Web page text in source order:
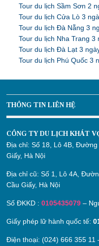
Tour du lịch Sầm Sơn 2
Tour du lịch Cửa Lò 3
Tour du lịch Đà Nẵng 3
Tour du lịch Nha Trang 3
Tour du lịch Đà Lạt 3
Tour du lịch Phú Quốc 3
THÔNG TIN LIÊN HỆ
CÔNG TY DU LỊCH KHÁT
Địa chỉ:Số 18, Lô 4B, Đường
Giấy, Hà Nội
Địa chỉ cũ:Số 1, Lô 4A,
Cầu Giấy, Hà Nội
Số ĐKKD :0105435079 –
Giấy phép lữ hành quốc tế:
Điện thoại: (024) 666 355 11